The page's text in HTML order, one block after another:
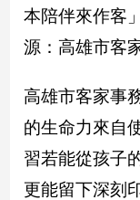
會/
方
冠
病
毒
專
區
本陪伴來作客
源：高雄市客
高雄市客家事
的生命力來自
習若能從孩子
更能留下深刻